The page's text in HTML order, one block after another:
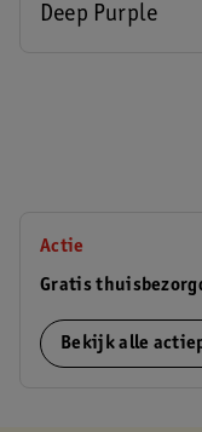
Deep Purple
Actie
Gratis
Bekijk alle